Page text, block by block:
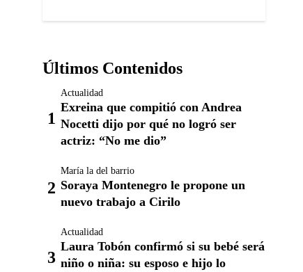
Últimos Contenidos
Actualidad
Exreina que compitió con Andrea
Nocetti dijo por qué no logró ser
actriz: “No me dio”
María la del barrio
Soraya Montenegro le propone un
nuevo trabajo a Cirilo
Actualidad
Laura Tobón confirmó si su bebé será
niño o niña: su esposo e hijo lo